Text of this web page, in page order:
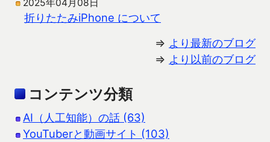
2025年04月08日
折りたたみiPhone について
⇒ より最新のブログ
⇒ より以前のブログ
コンテンツ分類
AI（人工知能）の話 (63)
YouTuberと動画サイト (103)